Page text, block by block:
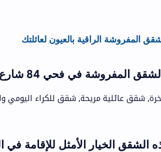
المفروشة الراقية بالعيون لعائلتك
المفروشة في فحي 84 شارع الوكاله؟
شقق عائلية مريحة, شقق للكراء
الشقق الخيار الأمثل للإقامة في